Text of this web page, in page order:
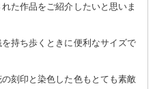
た作品をご紹介したいと思いま
持ち歩くときに便利なサイズで
刻印と染色した色もとても素敵